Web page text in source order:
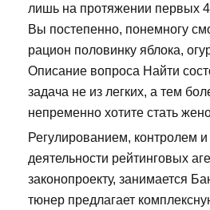
лишь на протяжении первых
Вы постепенно, понемногу
рацион половинку яблока,
Описание вопроса Найти
задача не из легких, а тем
непременно хотите стать
Регулированием, контролем
деятельности рейтинговых
законопроекту, занимается
тюнер предлагает